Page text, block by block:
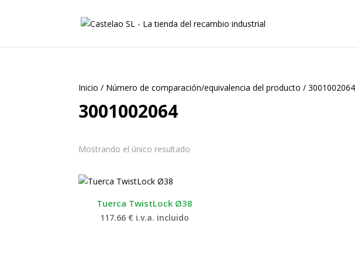
Inicio / Número de comparación/equivalencia del producto /3001002064
3001002064
Mostrando el único resultado
Tuerca TwistLock Ø38
117.66 € i.v.a. incluido